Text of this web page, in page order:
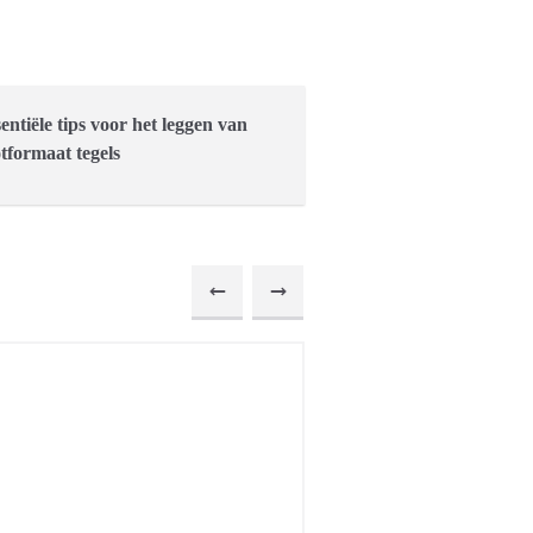
tips voor het leggen van
tegels